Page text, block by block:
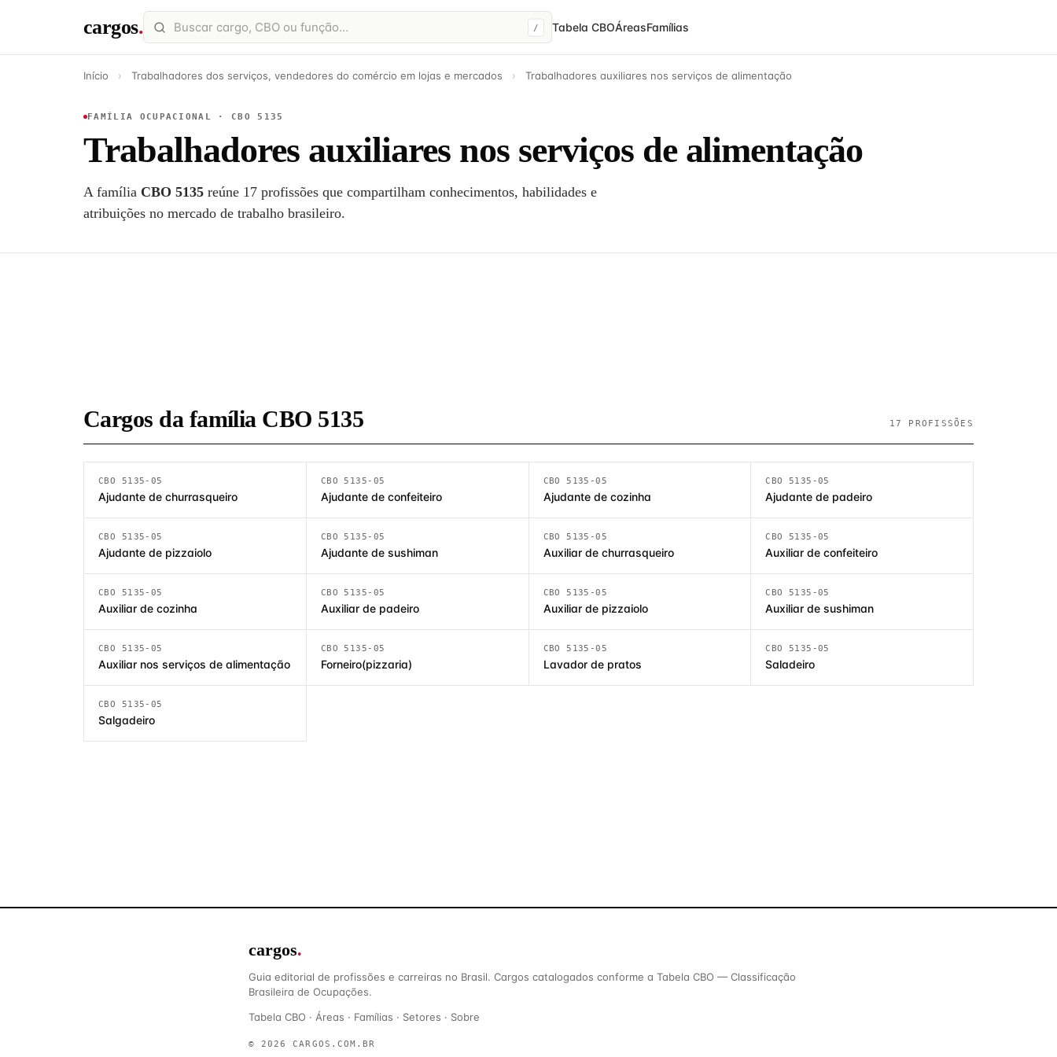
cargos. / Tabela CBOÁreasFamílias
Início › Trabalhadores dos serviços, vendedores do comércio em lojas e mercados › Trabalhadores auxiliares nos serviços de alimentação
FAMÍLIA OCUPACIONAL · CBO 5135
Trabalhadores auxiliares nos serviços de alimentação
A família CBO 5135 reúne 17 profissões que compartilham conhecimentos, habilidades e
atribuições no mercado de trabalho brasileiro.
Cargos da família CBO 5135 17 PROFISSÕES
CBO 5135-05
Ajudante de churrasqueiro
CBO 5135-05
Ajudante de confeiteiro
CBO 5135-05
Ajudante de cozinha
CBO 5135-05
Ajudante de padeiro
CBO 5135-05
Ajudante de pizzaiolo
CBO 5135-05
Ajudante de sushiman
CBO 5135-05
Auxiliar de churrasqueiro
CBO 5135-05
Auxiliar de confeiteiro
CBO 5135-05
Auxiliar de cozinha
CBO 5135-05
Auxiliar de padeiro
CBO 5135-05
Auxiliar de pizzaiolo
CBO 5135-05
Auxiliar de sushiman
CBO 5135-05
Auxiliar nos serviços de alimentação
CBO 5135-05
Forneiro(pizzaria)
CBO 5135-05
Lavador de pratos
CBO 5135-05
Saladeiro
CBO 5135-05
Salgadeiro
cargos.
Guia editorial de profissões e carreiras no Brasil. Cargos catalogados conforme a Tabela CBO — Classificação
Brasileira de Ocupações.
Tabela CBO · Áreas · Famílias · Setores · Sobre
© 2026 CARGOS.COM.BR